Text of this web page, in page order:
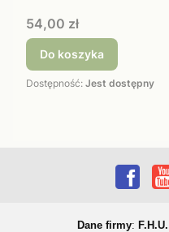
Cena
54,00 zł
Do koszyka
Dostępność: Jest dostępny
Dane firmy: